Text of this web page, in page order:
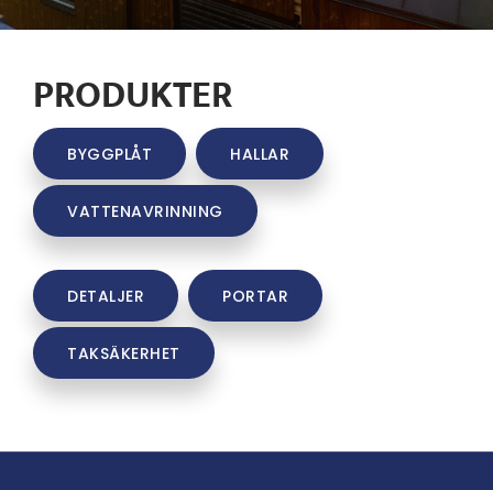
PRODUKTER
BYGGPLÅT HALLAR
VATTENAVRINNING
DETALJER PORTAR
TAKSÄKERHET